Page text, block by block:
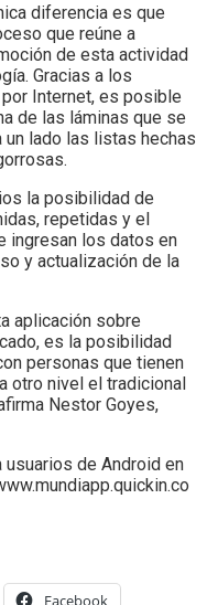
diferencia es que
que reúne a
de esta actividad
Gracias a los
Internet, es posible
de las láminas que se
lado las listas hechas
la posibilidad de
repetidas y el
ingresan los datos en
y actualización de la
aplicación sobre
es la posibilidad
personas que tienen
otro nivel el tradicional
Nestor Goyes,
de Android en
Facebook